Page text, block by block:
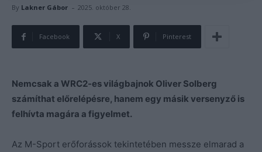
By Lakner Gábor - 2025. október 28.
Facebook X Pinterest
Nemcsak a WRC2-es világbajnok Oliver Solberg
számíthat előrelépésre, hanem egy másik versenyző is
felhívta magára a figyelmet.
Az M-Sport erőforássok tekintetében messze elmarad a